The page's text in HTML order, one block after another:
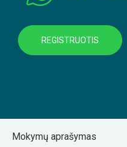
REGISTRUOTIS
Mokymų aprašymas